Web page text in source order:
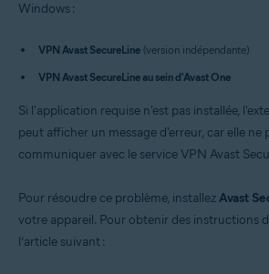
VPN Avast SecureLine
Systèmes d'exploitation:
Windows
Windows :
VPN Avast SecureLine (version indépendante)
VPN Avast SecureLine au sein d'Avast One
Si l'application requise n'est pas installée,
peut afficher un message d'erreur, car elle ne
communiquer avec le service VPN Avast
Pour résoudre ce problème, installezAvast
votre appareil. Pour obtenir des instructions
l’article suivant :